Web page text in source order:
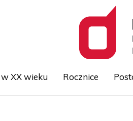
XX wieku Rocznice